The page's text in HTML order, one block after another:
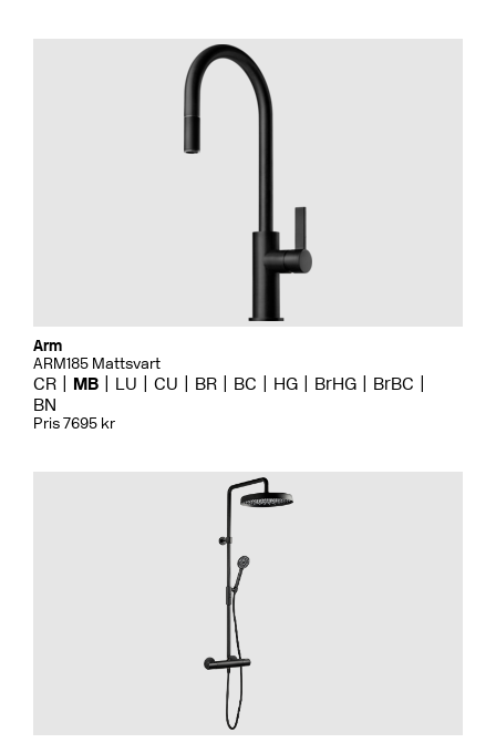
Arm
ARM185 Mattsvart
CR MB LU CU BR BC HG BrHG
BrBC
BN
Pris 7695 kr